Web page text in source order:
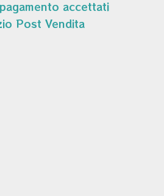
accettati
Post Vendita